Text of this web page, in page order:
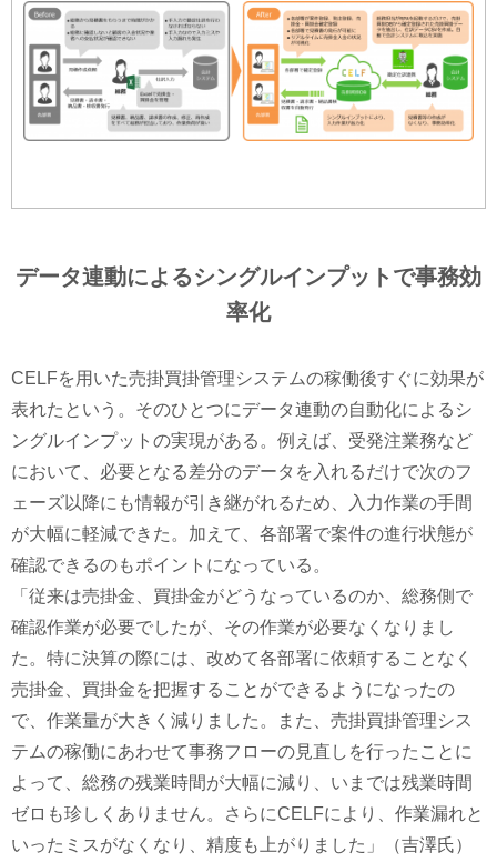
データ連動によるシングルインプットで事務効
率化
CELFを用いた売掛買掛管理システムの稼働後すぐに効果が
表れたという。そのひとつにデータ連動の自動化によるシ
ングルインプットの実現がある。例えば、受発注業務など
において、必要となる差分のデータを入れるだけで次のフ
ェーズ以降にも情報が引き継がれるため、入力作業の手間
が大幅に軽減できた。加えて、各部署で案件の進行状態が
確認できるのもポイントになっている。
「従来は売掛金、買掛金がどうなっているのか、総務側で
確認作業が必要でしたが、その作業が必要なくなりまし
た。特に決算の際には、改めて各部署に依頼することなく
売掛金、買掛金を把握することができるようになったの
で、作業量が大きく減りました。また、売掛買掛管理シス
テムの稼働にあわせて事務フローの見直しを行ったことに
よって、総務の残業時間が大幅に減り、いまでは残業時間
ゼロも珍しくありません。さらにCELFにより、作業漏れと
いったミスがなくなり、精度も上がりました」（吉澤氏）